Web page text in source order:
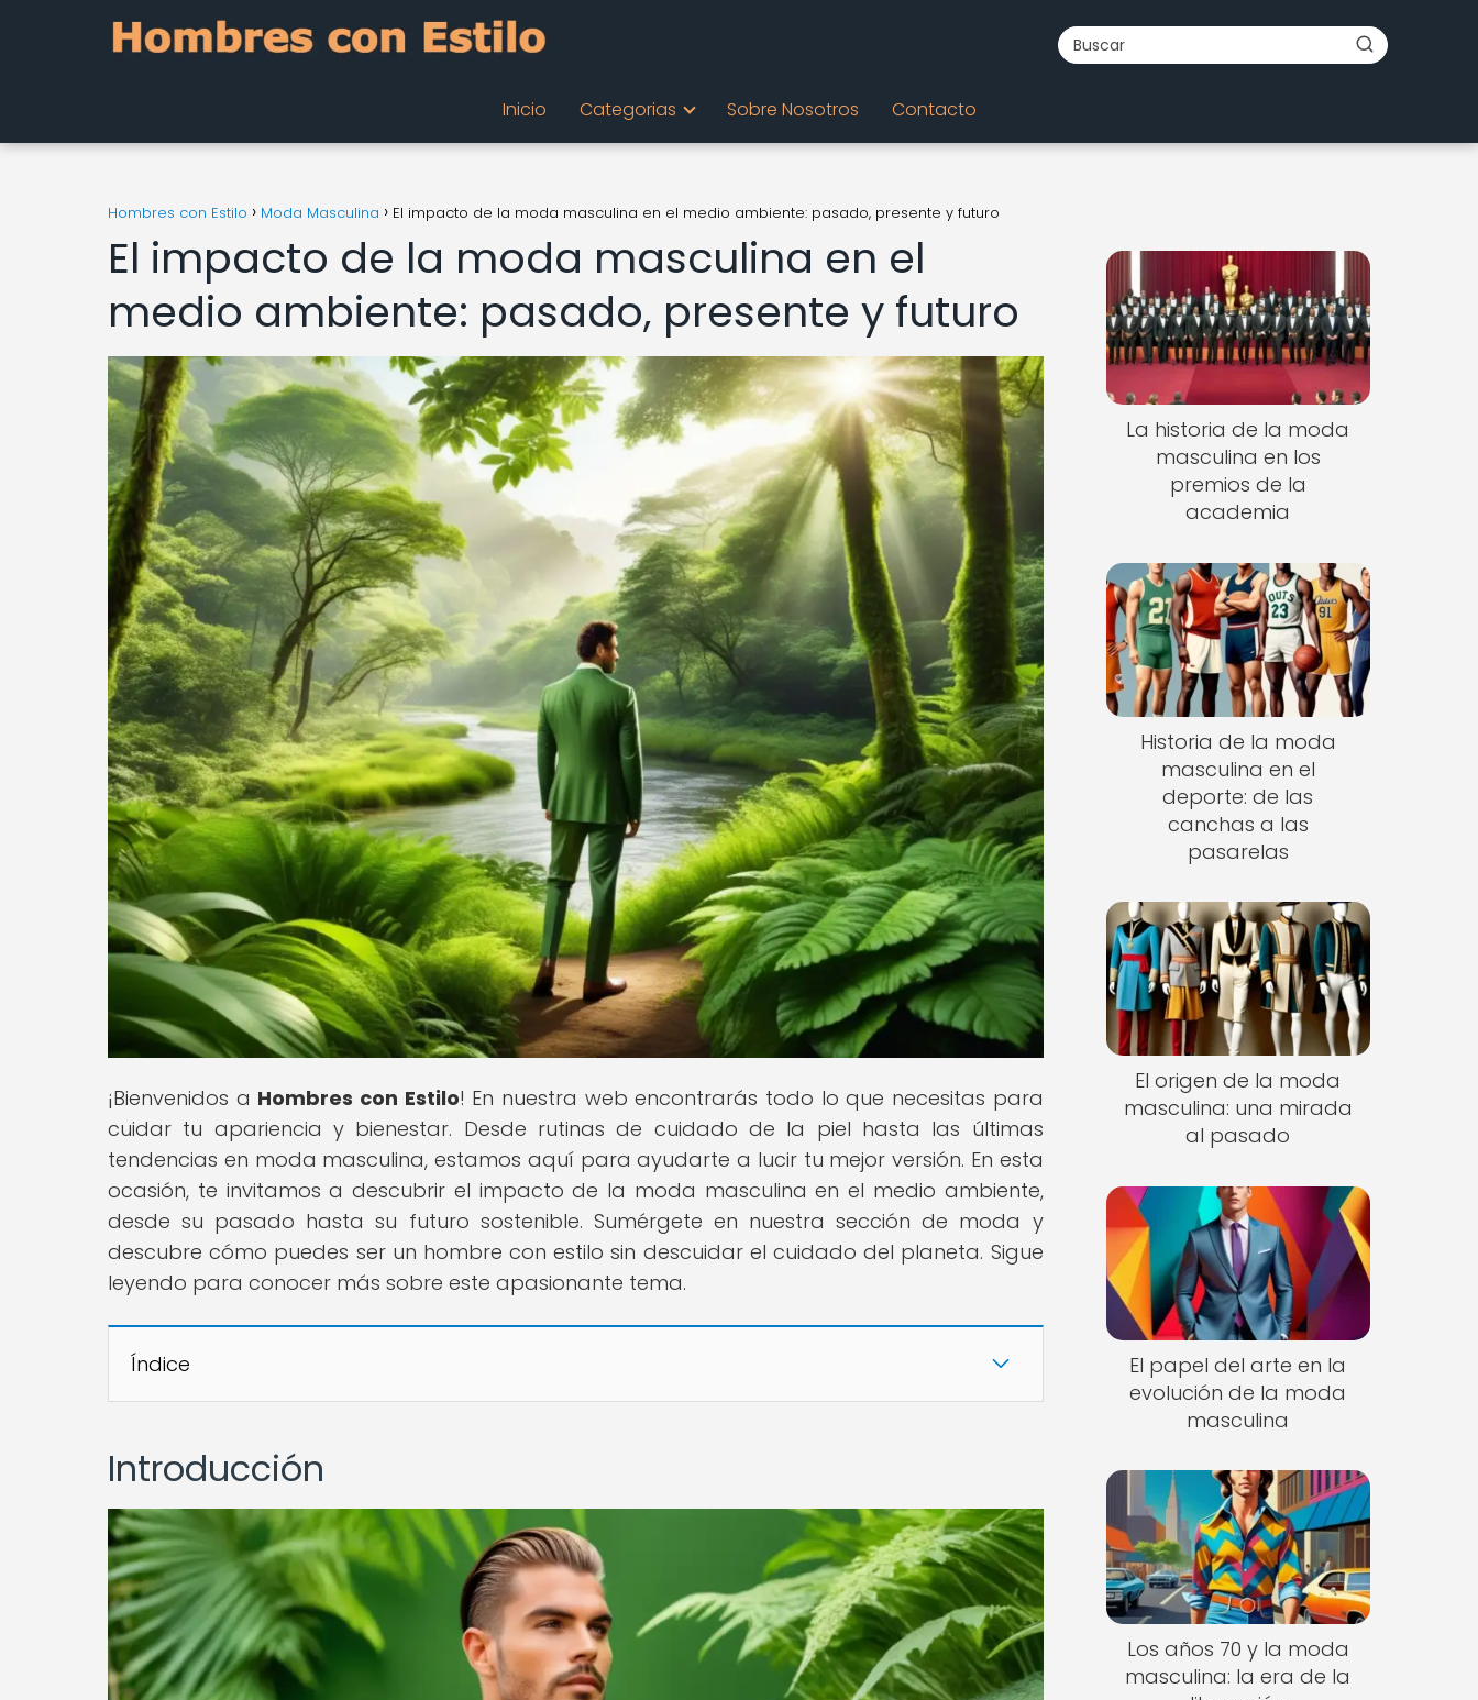
Inicio Categorias Sobre Nosotros Contacto
Hombres con Estilo Moda Masculina El impacto de la moda masculina en el medio ambiente: pasado, presente y futuro
El impacto de la moda masculina en el
medio ambiente: pasado, presente y futuro
¡Bienvenidos a Hombres con Estilo! En nuestra web encontrarás todo lo que necesitas para
cuidar tu apariencia y bienestar. Desde rutinas de cuidado de la piel hasta las últimas
tendencias en moda masculina, estamos aquí para ayudarte a lucir tu mejor versión. En esta
ocasión, te invitamos a descubrir el impacto de la moda masculina en el medio ambiente,
desde su pasado hasta su futuro sostenible. Sumérgete en nuestra sección de moda y
descubre cómo puedes ser un hombre con estilo sin descuidar el cuidado del planeta. Sigue
leyendo para conocer más sobre este apasionante tema.
Índice
Introducción
La historia de la moda
masculina en los
premios de la
academia
Historia de la moda
masculina en el
deporte: de las
canchas a las
pasarelas
El origen de la moda
masculina: una mirada
al pasado
El papel del arte en la
evolución de la moda
masculina
Los años 70 y la moda
masculina: la era de la